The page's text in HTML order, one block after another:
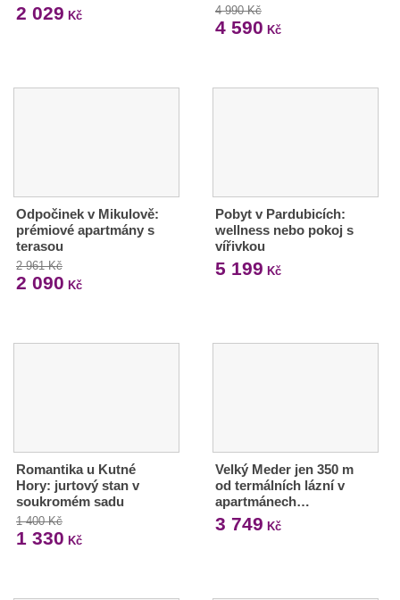
2 029 Kč 4 990 Kč
4 590 Kč
Odpočinek v Mikulově:
prémiové apartmány s
terasou
2 961 Kč
2 090 Kč
Pobyt v Pardubicích:
wellness nebo pokoj s
vířivkou
5 199 Kč
Romantika u Kutné
Hory: jurtový stan v
soukromém sadu
1 400 Kč
1 330 Kč
Velký Meder jen 350 m
od termálních lázní v
apartmánech…
3 749 Kč